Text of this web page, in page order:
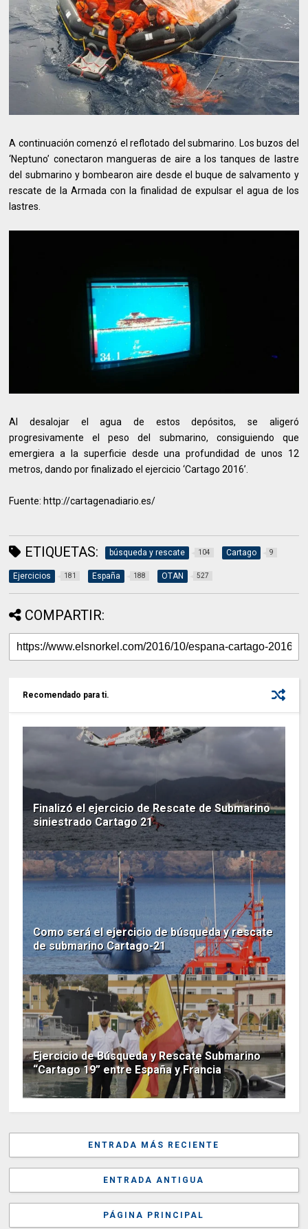
A continuación comenzó el reflotado del submarino. Los buzos del
‘Neptuno’ conectaron mangueras de aire a los tanques de lastre
del submarino y bombearon aire desde el buque de salvamento y
rescate de la Armada con la finalidad de expulsar el agua de los
lastres.
Al desalojar el agua de estos depósitos, se aligeró
progresivamente el peso del submarino, consiguiendo que
emergiera a la superficie desde una profundidad de unos 12
metros, dando por finalizado el ejercicio ‘Cartago 2016’.
Fuente: http://cartagenadiario.es/
ETIQUETAS: búsqueda y rescate 104 Cartago 9
Ejercicios 181 España 188 OTAN 527
COMPARTIR:
Recomendado para ti.
Finalizó el ejercicio de Rescate de Submarino
siniestrado Cartago 21
Como será el ejercicio de búsqueda y rescate
de submarino Cartago-21
Ejercicio de Búsqueda y Rescate Submarino
“Cartago 19” entre España y Francia
ENTRADA MÁS RECIENTE
ENTRADA ANTIGUA
PÁGINA PRINCIPAL